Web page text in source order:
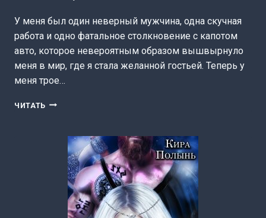
У меня был один неверный мужчина, одна скучная
работа и одно фатальное столкновение с капотом
авто, которое невероятным образом вышвырнуло
меня в мир, где я стала желанной гостьей. Теперь у
меня трое…
ЧИТАТЬ ЗОЛОТАЯ
(КИРА
ПОЛЫНЬ)